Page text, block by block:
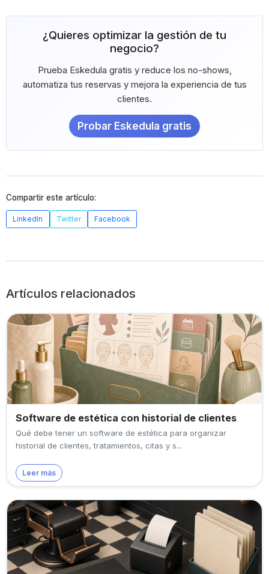
¿Quieres optimizar la gestión de tu
negocio?
Prueba Eskedula gratis y reduce los no-shows,
automatiza tus reservas y mejora la experiencia de tus
clientes.
Probar Eskedula gratis
Compartir este artículo:
LinkedIn Twitter Facebook
Artículos relacionados
Software de estética con historial de clientes
Qué debe tener un software de estética para organizar
historial de clientes, tratamientos, citas y s...
Leer más